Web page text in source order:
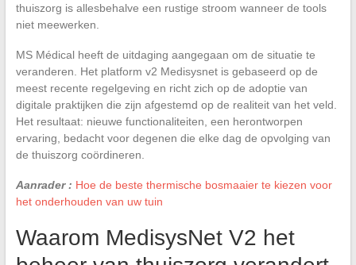
thuiszorg is allesbehalve een rustige stroom wanneer de tools
niet meewerken.
MS Médical heeft de uitdaging aangegaan om de situatie te
veranderen. Het platform v2 Medisysnet is gebaseerd op de
meest recente regelgeving en richt zich op de adoptie van
digitale praktijken die zijn afgestemd op de realiteit van het veld.
Het resultaat: nieuwe functionaliteiten, een herontworpen
ervaring, bedacht voor degenen die elke dag de opvolging van
de thuiszorg coördineren.
Aanrader : Hoe de beste thermische bosmaaier te kiezen voor
het onderhouden van uw tuin
Waarom MedisysNet V2 het